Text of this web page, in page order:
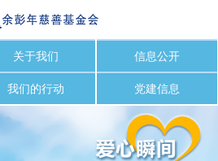
关于我们 信息公开
我们的行动 党建信息